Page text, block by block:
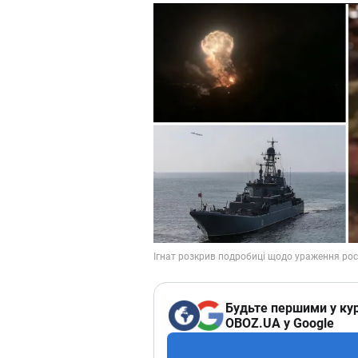
Будьте першими у
OBOZ.UA у Google